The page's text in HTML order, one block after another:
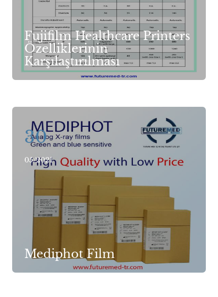
Fujifilm Healthcare Printers
Özelliklerinin
Karşılaştırılması
30
05/2021
Mediphot Film